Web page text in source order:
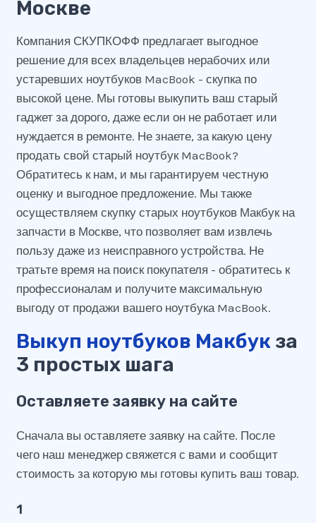
Москве
Компания СКУПКОФФ предлагает выгодное
решение для всех владельцев нерабочих или
устаревших ноутбуков MacBook - скупка по
высокой цене. Мы готовы выкупить ваш старый
гаджет за дорого, даже если он не работает или
нуждается в ремонте. Не знаете, за какую цену
продать свой старый ноутбук MacBook?
Обратитесь к нам, и мы гарантируем честную
оценку и выгодное предложение. Мы также
осуществляем скупку старых ноутбуков Макбук на
запчасти в Москве, что позволяет вам извлечь
пользу даже из неисправного устройства. Не
тратьте время на поиск покупателя - обратитесь к
профессионалам и получите максимальную
выгоду от продажи вашего ноутбука MacBook.
Выкуп ноутбуков Макбук за
3 простых шага
Оставляете заявку на сайте
Сначала вы оставляете заявку на сайте. После
чего наш менеджер свяжется с вами и сообщит
стоимость за которую мы готовы купить ваш товар.
1